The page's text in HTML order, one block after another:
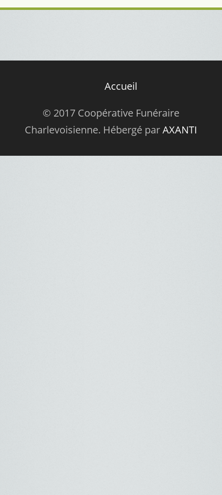
Accueil
© 2017 Coopérative Funéraire
Charlevoisienne. Hébergé parAXANTI